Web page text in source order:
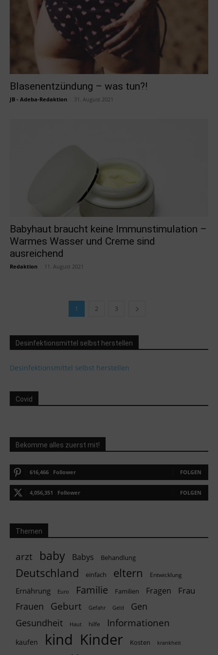
Blasenentzündung – was tun?!
JB - Adeba-Redaktion 31. August 2021
Babyhaut braucht keine Immunstimulation –
Warmes Wasser und Creme sind
ausreichend
Redaktion 11. August 2021
1 2 3
Desinfektionsmittel selbst herstellen
Desinfektionsmittel selbst herstellen
Covid
Bekomme alles zuerst mit!
616,466 Follower FOLGEN
4,056,351 Follower FOLGEN
Themen
arzt baby Babys Behandlung
Deutschland einfach eltern Entwicklung
Ernährung Euro Familie Familien Fragen Frau
Frauen Geburt Gefahr Geld
Gen
Gesundheit
Haut hilfe Informationen
kaufen kind Kinder Kosten krankheit